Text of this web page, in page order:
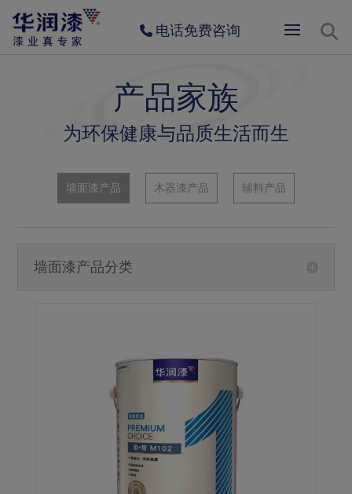
电话免费咨询
产品家族
为环保健康与品质生活而生
墙面漆产品 木器漆产品 辅料产品
墙面漆产品分类